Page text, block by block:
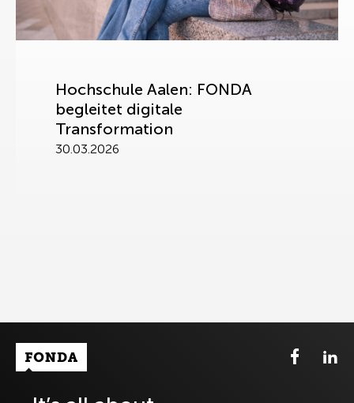
Hochschule Aalen: FONDA
begleitet digitale
Transformation
30.03.2026
Fonda Logo